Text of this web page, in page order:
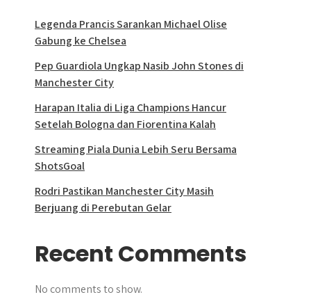
Legenda Prancis Sarankan Michael Olise
Gabung ke Chelsea
Pep Guardiola Ungkap Nasib John Stones di
Manchester City
Harapan Italia di Liga Champions Hancur
Setelah Bologna dan Fiorentina Kalah
Streaming Piala Dunia Lebih Seru Bersama
ShotsGoal
Rodri Pastikan Manchester City Masih
Berjuang di Perebutan Gelar
Recent Comments
No comments to show.